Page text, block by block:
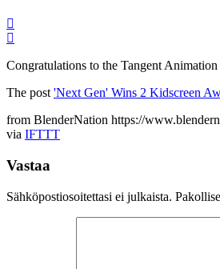
Congratulations to the Tangent
The post'Next Gen' Wins 2 Kidscreen
from BlenderNation https://
via IFTTT
Vastaa
Sähköpostiosoitettasi ei julkaista.